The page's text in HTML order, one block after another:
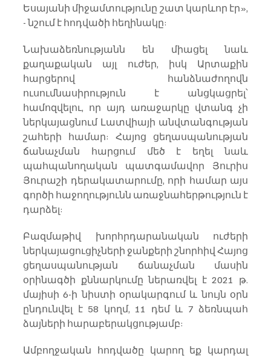
Եսայանի միջամտությունը շատ կարևոր էր»,
- նշում է հոդվածի հեղինակը:
Նախաձեռնությանն են միացել նաև
քաղաքական այլ ուժեր, իսկ Արտաքին
հարցերով հանձնաժողովն
ուսումնասիրություն է անցկացրել՝
համոզվելու, որ այդ առաջարկը վտանգ չի
ներկայացնում Լատվիայի անվտանգության
շահերի համար: Հայոց ցեղասպանության
ճանաչման հարցում մեծ է եղել նաև
պահպանողական պատգամավոր Յուրիս
Յուրաշի դերակատարումը, որի համար այս
գործի հաջողությունն առաջնահերթություն է
դարձել:
Բազմաթիվ խորհրդարանական ուժերի
ներկայացուցիչների ջանքերի շնորհիվ Հայոց
ցեղասպանության ճանաչման մասին
օրինագծի քննարկումը ներառվել է 2021 թ.
մայիսի 6-ի նիստի օրակարգում և նույն օրն
ընդունվել է 58 կողմ, 11 դեմ և 7 ձեռնպահ
ձայների հարաբերակցությամբ: